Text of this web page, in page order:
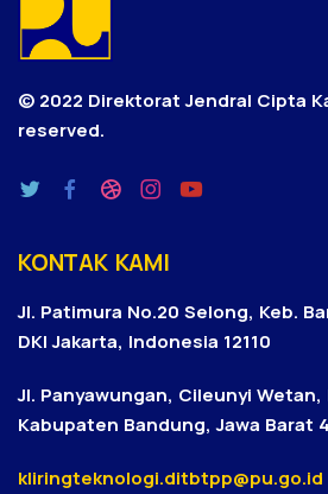
© 2022 Direktorat Jendral Cipta
reserved.
KONTAK KAMI
Jl. Patimura No.20 Selong, Keb.
DKI Jakarta, Indonesia 12110
Jl. Panyawungan, Cileunyi Wetan,
Kabupaten Bandung, Jawa Barat
kliringteknologi.ditbtpp@pu.go.id